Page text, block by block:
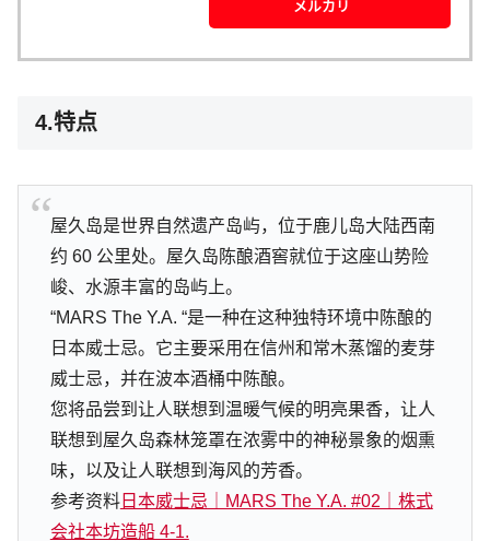
メルカリ
4.特点
屋久岛是世界自然遗产岛屿，位于鹿儿岛大陆西南
约 60 公里处。屋久岛陈酿酒窖就位于这座山势险
峻、水源丰富的岛屿上。
“MARS The Y.A. “是一种在这种独特环境中陈酿的
日本威士忌。它主要采用在信州和常木蒸馏的麦芽
威士忌，并在波本酒桶中陈酿。
您将品尝到让人联想到温暖气候的明亮果香，让人
联想到屋久岛森林笼罩在浓雾中的神秘景象的烟熏
味，以及让人联想到海风的芳香。
参考资料日本威士忌｜MARS The Y.A. #02｜株式
会社本坊造船 4-1.